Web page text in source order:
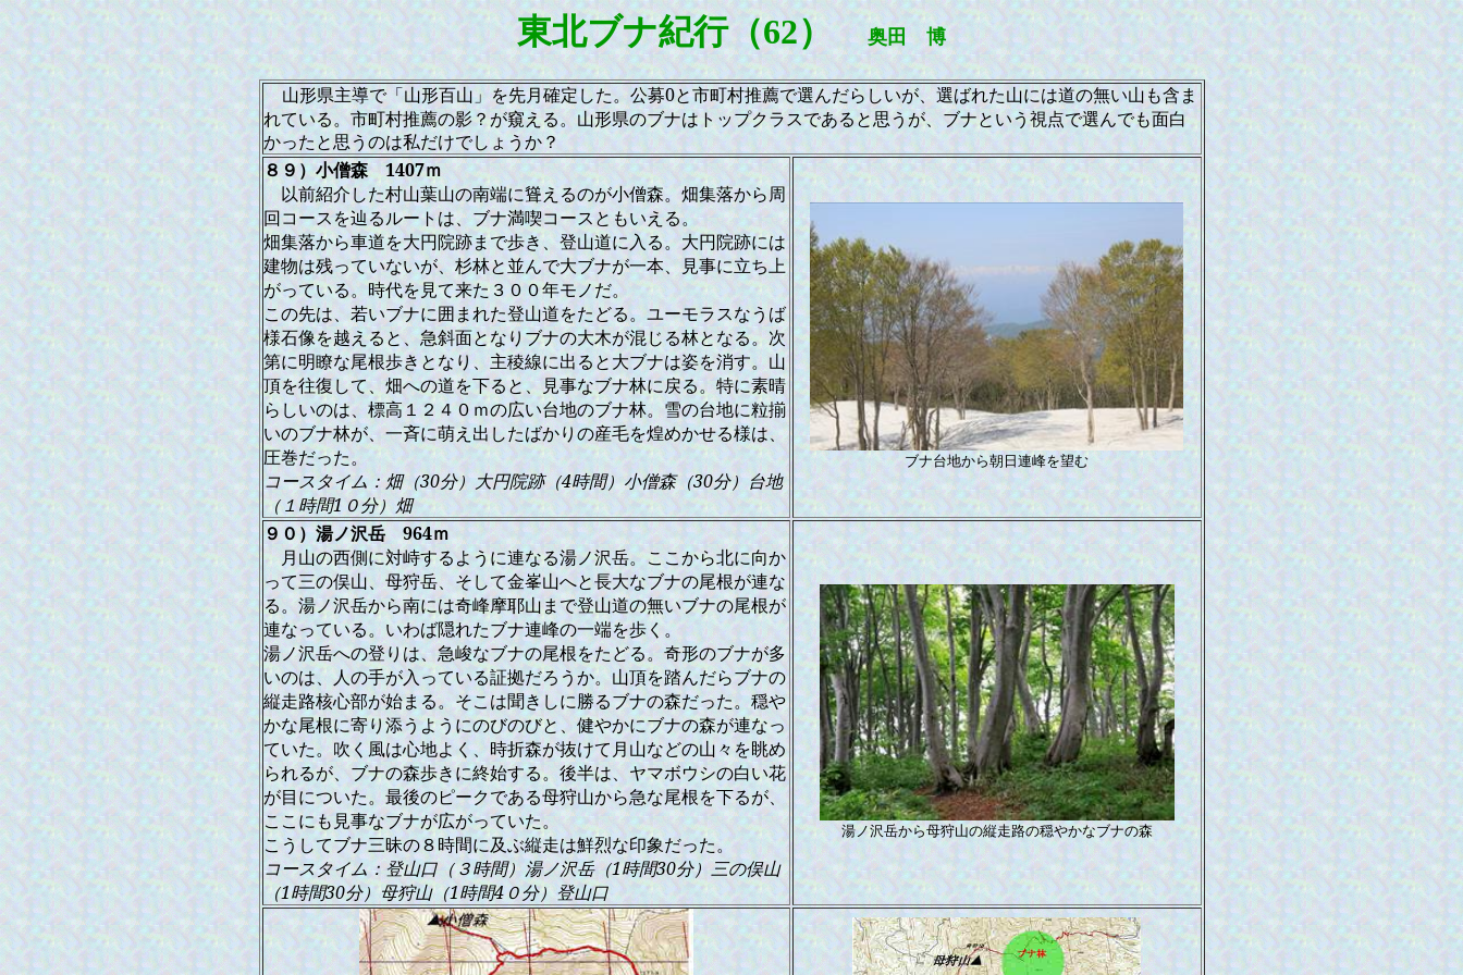
東北ブナ紀行（62） 奥田 博
山形県主導で「山形百山」を先月確定した。公募0と市町村推薦で選んだらしいが、選ばれた山には道の無い山も含ま
れている。市町村推薦の影？が窺える。山形県のブナはトップクラスであると思うが、ブナという視点で選んでも面白
かったと思うのは私だけでしょうか？
８９）小僧森1407ｍ
以前紹介した村山葉山の南端に聳えるのが小僧森。畑集落から周
回コースを辿るルートは、ブナ満喫コースともいえる。
畑集落から車道を大円院跡まで歩き、登山道に入る。大円院跡には
建物は残っていないが、杉林と並んで大ブナが一本、見事に立ち上
がっている。時代を見て来た３００年モノだ。
この先は、若いブナに囲まれた登山道をたどる。ユーモラスなうば
様石像を越えると、急斜面となりブナの大木が混じる林となる。次
第に明瞭な尾根歩きとなり、主稜線に出ると大ブナは姿を消す。山
頂を往復して、畑への道を下ると、見事なブナ林に戻る。特に素晴
らしいのは、標高１２４０ｍの広い台地のブナ林。雪の台地に粒揃
いのブナ林が、一斉に萌え出したばかりの産毛を煌めかせる様は、
圧巻だった。
コースタイム：畑（30分）大円院跡（4時間）小僧森（30分）台地
（１時間1０分）畑
ブナ台地から朝日連峰を望む
９０）湯ノ沢岳964ｍ
月山の西側に対峙するように連なる湯ノ沢岳。ここから北に向か
って三の俣山、母狩岳、そして金峯山へと長大なブナの尾根が連な
る。湯ノ沢岳から南には奇峰摩耶山まで登山道の無いブナの尾根が
連なっている。いわば隠れたブナ連峰の一端を歩く。
湯ノ沢岳への登りは、急峻なブナの尾根をたどる。奇形のブナが多
いのは、人の手が入っている証拠だろうか。山頂を踏んだらブナの
縦走路核心部が始まる。そこは聞きしに勝るブナの森だった。穏や
かな尾根に寄り添うようにのびのびと、健やかにブナの森が連なっ
ていた。吹く風は心地よく、時折森が抜けて月山などの山々を眺め
られるが、ブナの森歩きに終始する。後半は、ヤマボウシの白い花
が目についた。最後のピークである母狩山から急な尾根を下るが、
ここにも見事なブナが広がっていた。
こうしてブナ三昧の８時間に及ぶ縦走は鮮烈な印象だった。
コースタイム：登山口（３時間）湯ノ沢岳（1時間30分）三の俣山
（1時間30分）母狩山（1時間4０分）登山口
湯ノ沢岳から母狩山の縦走路の穏やかなブナの森